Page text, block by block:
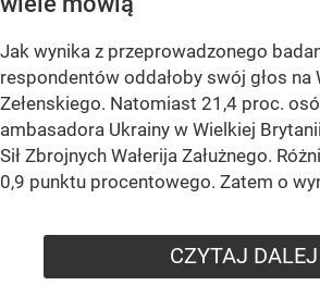
Jak wynika z przeprowadzonego
respondentów oddałoby swój głos na
Zełenskiego. Natomiast 21,4 proc.
ambasadora Ukrainy w Wielkiej
Sił Zbrojnych Wałerija Załużnego.
0,9 punktu procentowego. Zatem o
CZYTAJ DALEJ